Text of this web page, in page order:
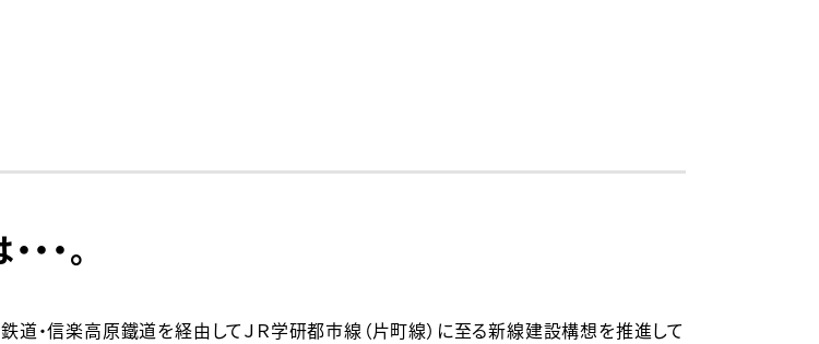
・。
・信楽高原鐵道を経由してＪＲ学研都市線（片町線）に至る新線建設構想を推進して